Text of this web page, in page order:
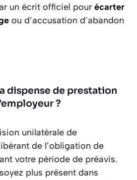
un écrit officiel pour écarter
ou d’accusation d’abandon
dispense de prestation
?
unilatérale de
de l’obligation de
votre période de préavis.
plus présent dans